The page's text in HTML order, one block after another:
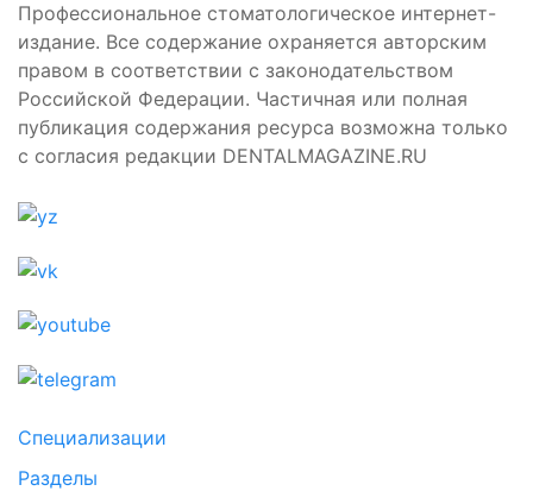
Профессиональное стоматологическое интернет-
издание. Все содержание охраняется авторским
правом в соответствии с законодательством
Российской Федерации. Частичная или полная
публикация содержания ресурса возможна только
с согласия редакции DENTALMAGAZINE.RU
Специализации
Разделы